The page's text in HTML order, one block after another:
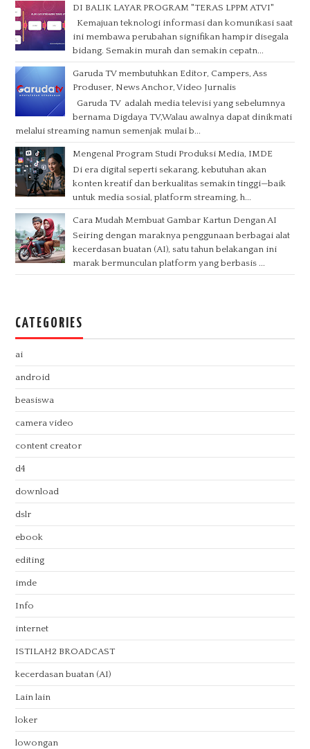
DI BALIK LAYAR PROGRAM "TERAS LPPM ATVI"
Kemajuan teknologi informasi dan komunikasi saat
ini membawa perubahan signifikan hampir disegala
bidang. Semakin murah dan semakin cepatn...
Garuda TV membutuhkan Editor, Campers, Ass
Produser, News Anchor, Video Jurnalis
Garuda TV adalah media televisi yang sebelumnya
bernama Digdaya TV,Walau awalnya dapat dinikmati
melalui streaming namun semenjak mulai b...
Mengenal Program Studi Produksi Media, IMDE
Di era digital seperti sekarang, kebutuhan akan
konten kreatif dan berkualitas semakin tinggi—baik
untuk media sosial, platform streaming, h...
Cara Mudah Membuat Gambar Kartun Dengan AI
Seiring dengan maraknya penggunaan berbagai alat
kecerdasan buatan (AI), satu tahun belakangan ini
marak bermunculan platform yang berbasis ...
CATEGORIES
ai
android
beasiswa
camera video
content creator
d4
download
dslr
ebook
editing
imde
Info
internet
ISTILAH2 BROADCAST
kecerdasan buatan (AI)
Lain lain
loker
lowongan